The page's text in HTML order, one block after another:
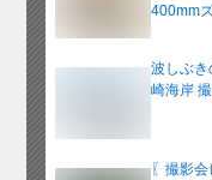
400mm
波しぶ
崎海岸
〖撮影